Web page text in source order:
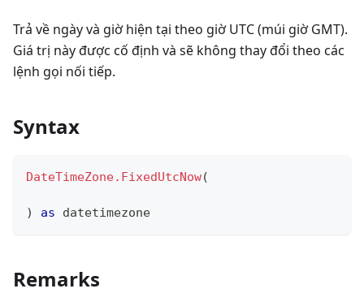
Trả về ngày và giờ hiện tại theo giờ UTC (múi giờ GMT).
Giá trị này được cố định và sẽ không thay đổi theo các
lệnh gọi nối tiếp.
Syntax
DateTimeZone.FixedUtcNow(
) as datetimezone
Remarks